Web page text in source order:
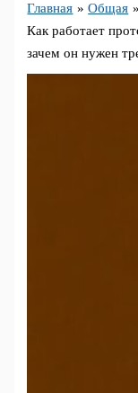
Главная
Общая
Как работает
зачем он нужен